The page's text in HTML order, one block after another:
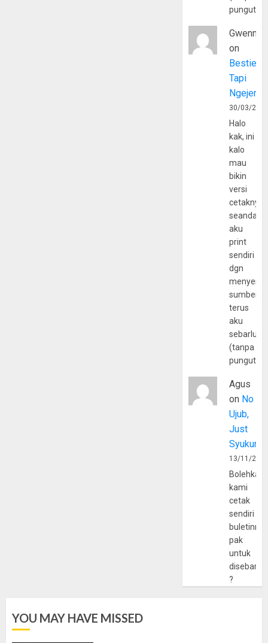
Gwenny
on
Bestie
Tapi
30/03/
Halo
kak, ini
kalo
mau
bikin
versi
cetaknya
aku
print
sendiri
dgn
sumber
terus
aku
(tanpa
Agus
on No
Ujub,
Just
Syukur
13/11/
Bolehkah
kami
cetak
sendiri
pak
untuk
?
YOU MAY HAVE MISSED